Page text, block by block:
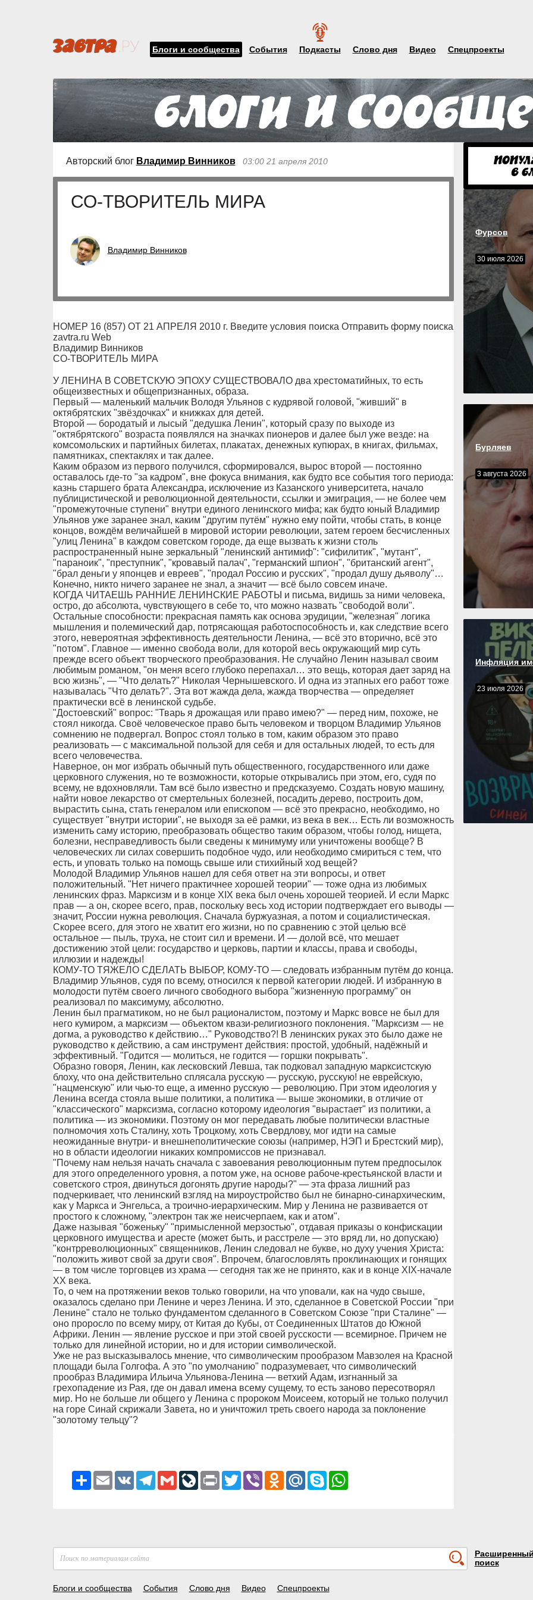
Блоги и сообщества События Подкасты Слово дня Видео Спецпроекты
Авторский блог Владимир Винников 03:00 21 апреля 2010
СО-ТВОРИТЕЛЬ МИРА
Владимир Винников
НОМЕР 16 (857) ОТ 21 АПРЕЛЯ 2010 г. Введите условия поиска Отправить форму поиска
zavtra.ru Web
Владимир Винников
СО-ТВОРИТЕЛЬ МИРА
У ЛЕНИНА В СОВЕТСКУЮ ЭПОХУ СУЩЕСТВОВАЛО два хрестоматийных, то есть
общеизвестных и общепризнанных, образа.
Первый — маленький мальчик Володя Ульянов с кудрявой головой, "живший" в
октябрятских "звёздочках" и книжках для детей.
Второй — бородатый и лысый "дедушка Ленин", который сразу по выходе из
"октябрятского" возраста появлялся на значках пионеров и далее был уже везде: на
комсомольских и партийных билетах, плакатах, денежных купюрах, в книгах, фильмах,
памятниках, спектаклях и так далее.
Каким образом из первого получился, сформировался, вырос второй — постоянно
оставалось где-то "за кадром", вне фокуса внимания, как будто все события того периода:
казнь старшего брата Александра, исключение из Казанского университета, начало
публицистической и революционной деятельности, ссылки и эмиграция, — не более чем
"промежуточные ступени" внутри единого ленинского мифа; как будто юный Владимир
Ульянов уже заранее знал, каким "другим путём" нужно ему пойти, чтобы стать, в конце
концов, вождём величайшей в мировой истории революции, затем героем бесчисленных
"улиц Ленина" в каждом советском городе, да еще вызвать к жизни столь
распространенный ныне зеркальный "ленинский антимиф": "сифилитик", "мутант",
"параноик", "преступник", "кровавый палач", "германский шпион", "британский агент",
"брал деньги у японцев и евреев", "продал Россию и русских", "продал душу дьяволу"…
Конечно, никто ничего заранее не знал, а значит — всё было совсем иначе.
КОГДА ЧИТАЕШЬ РАННИЕ ЛЕНИНСКИЕ РАБОТЫ и письма, видишь за ними человека,
остро, до абсолюта, чувствующего в себе то, что можно назвать "свободой воли".
Остальные способности: прекрасная память как основа эрудиции, "железная" логика
мышления и полемический дар, потрясающая работоспособность и, как следствие всего
этого, невероятная эффективность деятельности Ленина, — всё это вторично, всё это
"потом". Главное — именно свобода воли, для которой весь окружающий мир суть
прежде всего объект творческого преобразования. Не случайно Ленин называл своим
любимым романом, "он меня всего глубоко перепахал… это вещь, которая дает заряд на
всю жизнь", — "Что делать?" Николая Чернышевского. И одна из этапных его работ тоже
называлась "Что делать?". Эта вот жажда дела, жажда творчества — определяет
практически всё в ленинской судьбе.
"Достоевский" вопрос: "Тварь я дрожащая или право имею?" — перед ним, похоже, не
стоял никогда. Своё человеческое право быть человеком и творцом Владимир Ульянов
сомнению не подвергал. Вопрос стоял только в том, каким образом это право
реализовать — с максимальной пользой для себя и для остальных людей, то есть для
всего человечества.
Наверное, он мог избрать обычный путь общественного, государственного или даже
церковного служения, но те возможности, которые открывались при этом, его, судя по
всему, не вдохновляли. Там всё было известно и предсказуемо. Создать новую машину,
найти новое лекарство от смертельных болезней, посадить дерево, построить дом,
вырастить сына, стать генералом или епископом — всё это прекрасно, необходимо, но
существует "внутри истории", не выходя за её рамки, из века в век… Есть ли возможность
изменить саму историю, преобразовать общество таким образом, чтобы голод, нищета,
болезни, несправедливость были сведены к минимуму или уничтожены вообще? В
человеческих ли силах совершить подобное чудо, или необходимо смириться с тем, что
есть, и уповать только на помощь свыше или стихийный ход вещей?
Молодой Владимир Ульянов нашел для себя ответ на эти вопросы, и ответ
положительный. "Нет ничего практичнее хорошей теории" — тоже одна из любимых
ленинских фраз. Марксизм и в конце XIX века был очень хорошей теорией. И если Маркс
прав — а он, скорее всего, прав, поскольку весь ход истории подтверждает его выводы —
значит, России нужна революция. Сначала буржуазная, а потом и социалистическая.
Скорее всего, для этого не хватит его жизни, но по сравнению с этой целью всё
остальное — пыль, труха, не стоит сил и времени. И — долой всё, что мешает
достижению этой цели: государство и церковь, партии и классы, права и свободы,
иллюзии и надежды!
КОМУ-ТО ТЯЖЕЛО СДЕЛАТЬ ВЫБОР, КОМУ-ТО — следовать избранным путём до конца.
Владимир Ульянов, судя по всему, относился к первой категории людей. И избранную в
молодости путём своего личного свободного выбора "жизненную программу" он
реализовал по максимуму, абсолютно.
Ленин был прагматиком, но не был рационалистом, поэтому и Маркс вовсе не был для
него кумиром, а марксизм — объектом квази-религиозного поклонения. "Марксизм — не
догма, а руководство к действию…" Руководство?! В ленинских руках это было даже не
руководство к действию, а сам инструмент действия: простой, удобный, надёжный и
эффективный. "Годится — молиться, не годится — горшки покрывать".
Образно говоря, Ленин, как лесковский Левша, так подковал западную марксистскую
блоху, что она действительно сплясала русскую — русскую, русскую! не еврейскую,
"нацменскую" или чью-то еще, а именно русскую — революцию. При этом идеология у
Ленина всегда стояла выше политики, а политика — выше экономики, в отличие от
"классического" марксизма, согласно которому идеология "вырастает" из политики, а
политика — из экономики. Поэтому он мог передавать любые политически властные
полномочия хоть Сталину, хоть Троцкому, хоть Свердлову, мог идти на самые
неожиданные внутри- и внешнеполитические союзы (например, НЭП и Брестский мир),
но в области идеологии никаких компромиссов не признавал.
"Почему нам нельзя начать сначала с завоевания революционным путем предпосылок
для этого определенного уровня, а потом уже, на основе рабоче-крестьянской власти и
советского строя, двинуться догонять другие народы?" — эта фраза лишний раз
подчеркивает, что ленинский взгляд на мироустройство был не бинарно-синархическим,
как у Маркса и Энгельса, а троично-иерархическим. Мир у Ленина не развивается от
простого к сложному, "электрон так же неисчерпаем, как и атом".
Даже называя "боженьку" "примысленной мерзостью", отдавая приказы о конфискации
церковного имущества и аресте (может быть, и расстреле — это вряд ли, но допускаю)
"контрреволюционных" священников, Ленин следовал не букве, но духу учения Христа:
"положить живот свой за други своя". Впрочем, благословлять проклинающих и гонящих
— в том числе торговцев из храма — сегодня так же не принято, как и в конце XIX-начале
ХХ века.
То, о чем на протяжении веков только говорили, на что уповали, как на чудо свыше,
оказалось сделано при Ленине и через Ленина. И это, сделанное в Советской России "при
Ленине" стало не только фундаментом сделанного в Советском Союзе "при Сталине" —
оно проросло по всему миру, от Китая до Кубы, от Соединенных Штатов до Южной
Африки. Ленин — явление русское и при этой своей русскости — всемирное. Причем не
только для линейной истории, но и для истории символической.
Уже не раз высказывалось мнение, что символическим прообразом Мавзолея на Красной
площади была Голгофа. А это "по умолчанию" подразумевает, что символический
прообраз Владимира Ильича Ульянова-Ленина — ветхий Адам, изгнанный за
грехопадение из Рая, где он давал имена всему сущему, то есть заново пересотворял
мир. Но не больше ли общего у Ленина с пророком Моисеем, который не только получил
на горе Синай скрижали Завета, но и уничтожил треть своего народа за поклонение
"золотому тельцу"?
РесурсEmail VK Telegram
GmailLiveJournal
Print TwitterViber Odnoklassniki
Mail.RuSkypeWhatsApp
Фурсов
30 июля 2026
Бурляев
3 августа 2026
Инфляция
23 июля 2026
поиск
Блоги и сообщества События Слово дня Видео Спецпроекты